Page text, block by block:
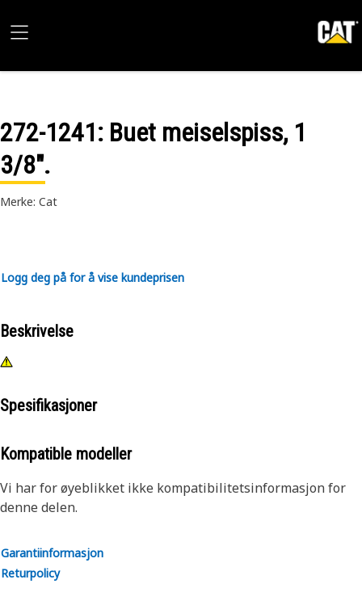
272-1241: Buet meiselspiss, 1
3/8".
Merke: Cat
Logg deg på for å vise kundeprisen
Beskrivelse
Spesifikasjoner
Kompatible modeller
Vi har for øyeblikket ikke kompatibilitetsinformasjon for
denne delen.
Garantiinformasjon
Returpolicy